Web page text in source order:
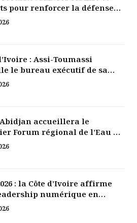
pour renforcer la défense
de la Côte d’Ivoire
: Assi-Toumassi
le bureau exécutif de sa
de développement
accueillera le
Forum régional de l’Eau de
de l’Ouest
: la Côte d’Ivoire affirme
numérique en